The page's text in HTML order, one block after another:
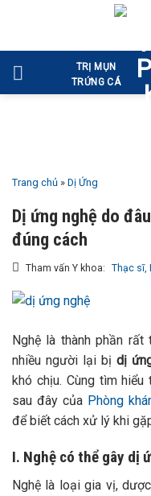
nội
dung
TRỊ MỤN
TRỨNG CÁ
Trang chủ » Dị Ứng
Dị ứng nghệ do
đúng cách
Tham vấn Y khoa: Thạc sĩ,
Nghệ là thành phần
nhiều người lại bịdị
khó chịu. Cùng tìm
sau đây của Phòng
để biết cách xử lý khi
I. Nghệ có thể gây dị
Nghệ là loại gia vị,